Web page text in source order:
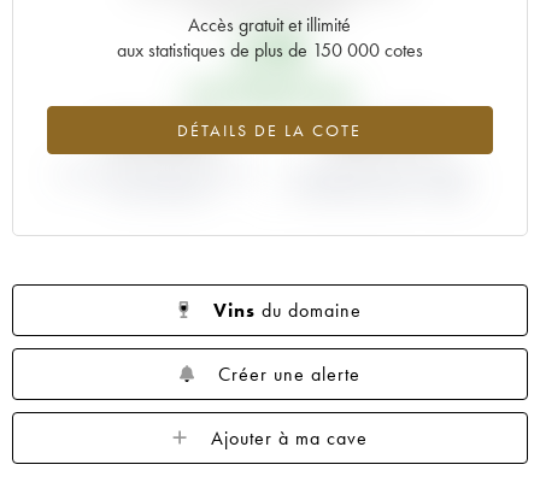
Accès gratuit et illimité
aux statistiques de plus de 150 000 cotes
DÉTAILS DE LA COTE
27€
+34.85% +28.57%
Vins du domaine
Créer une alerte
Ajouter à ma cave